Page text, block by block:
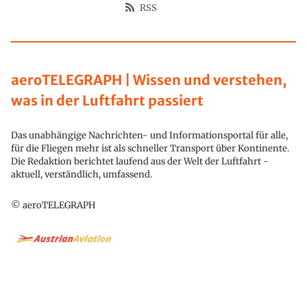
aeroTELEGRAPH | Wissen und verstehen,
was in der Luftfahrt passiert
Das unabhängige Nachrichten- und Informationsportal für alle,
für die Fliegen mehr ist als schneller Transport über Kontinente.
Die Redaktion berichtet laufend aus der Welt der Luftfahrt -
aktuell, verständlich, umfassend.
© aeroTELEGRAPH
RSS